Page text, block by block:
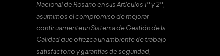
Nacional de Rosario en sus Artículos 1º y 2º,
asumimos el compromiso de mejorar
continuamente un Sistema de Gestión de la
Calidad que ofrezca un ambiente de trabajo
satisfactorio y garantías de seguridad,